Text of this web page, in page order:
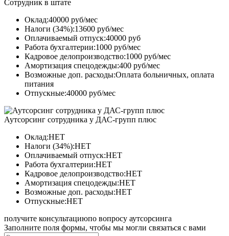
Сотрудник в штате
Оклад:40000 руб/мес
Налоги (34%):13600 руб/мес
Оплачиваемый отпуск:40000 руб
Работа бухгалтерии:1000 руб/мес
Кадровое делопроизводство:1000 руб/мес
Амортизация спецодежды:400 руб/мес
Возможные доп. расходы:Оплата больничных, оплата
питания
Отпускные:40000 руб/мес
Аутсорсинг сотрудника у ДАС-групп плюс
Оклад:НЕТ
Налоги (34%):НЕТ
Оплачиваемый отпуск:НЕТ
Работа бухгалтерии:НЕТ
Кадровое делопроизводство:НЕТ
Амортизация спецодежды:НЕТ
Возможные доп. расходы:НЕТ
Отпускные:НЕТ
получите консультациюпо вопросу аутсорсинга
Заполните поля формы, чтобы мы могли связаться с вами